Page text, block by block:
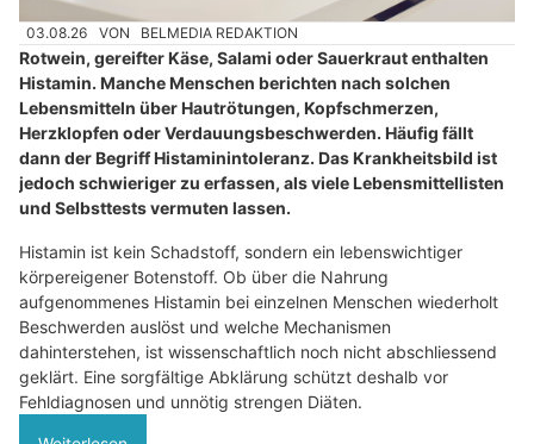
03.08.26 VON BELMEDIA REDAKTION
Rotwein, gereifter Käse, Salami oder Sauerkraut enthalten
Histamin. Manche Menschen berichten nach solchen
Lebensmitteln über Hautrötungen, Kopfschmerzen,
Herzklopfen oder Verdauungsbeschwerden. Häufig fällt
dann der Begriff Histaminintoleranz. Das Krankheitsbild ist
jedoch schwieriger zu erfassen, als viele Lebensmittellisten
und Selbsttests vermuten lassen.
Histamin ist kein Schadstoff, sondern ein lebenswichtiger
körpereigener Botenstoff. Ob über die Nahrung
aufgenommenes Histamin bei einzelnen Menschen wiederholt
Beschwerden auslöst und welche Mechanismen
dahinterstehen, ist wissenschaftlich noch nicht abschliessend
geklärt. Eine sorgfältige Abklärung schützt deshalb vor
Fehldiagnosen und unnötig strengen Diäten.